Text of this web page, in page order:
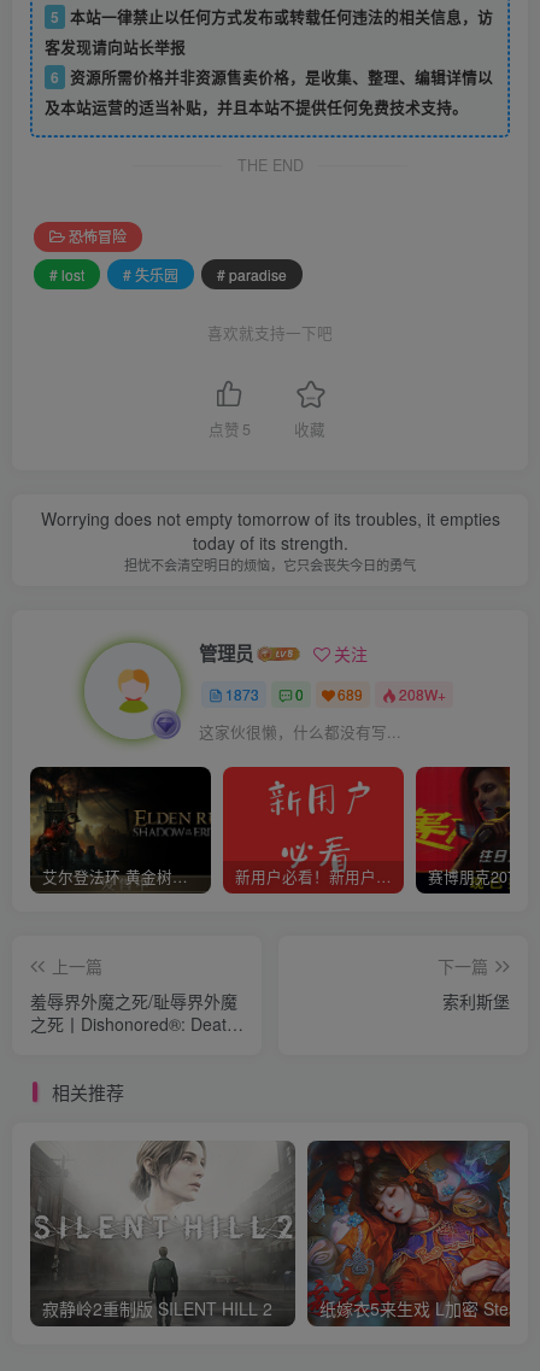
5 本站一律禁止以任何方式发布或转载任何违法的相关信息，访
客发现请向站长举报
6
资源所需价格并非资源售卖价格，是收集、整理、编辑详情以
及本站运营的适当补贴，并且本站不提供任何免费技术支持。
THE END
恐怖冒险
# lost
# 失乐园 # paradise
喜欢就支持一下吧
点赞 5 收藏
Worrying does not empty tomorrow of its troubles, it empties
today of its strength.
担忧不会清空明日的烦恼，它只会丧失今日的勇气
管理员 关注
1873 0 689 208W+
这家伙很懒，什么都没有写...
艾尔登法环 黄金树幽影 新用户必看！新用户必看！新用户必看！！！
上一篇
羞辱界外魔之死/耻辱界外魔
之死丨Dishonored®: Death
下一篇
索利斯堡
相关推荐
寂静岭2重制版 SILENT HILL 2